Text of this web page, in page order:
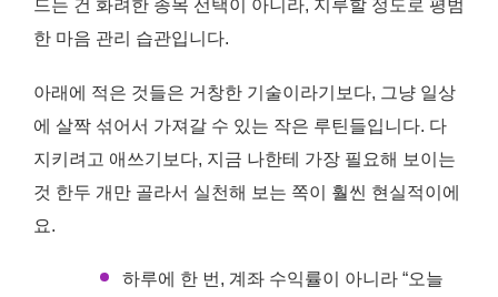
드는 건 화려한 종목 선택이 아니라, 지루할 정도로 평범
한 마음 관리 습관입니다.
아래에 적은 것들은 거창한 기술이라기보다, 그냥 일상
에 살짝 섞어서 가져갈 수 있는 작은 루틴들입니다. 다
지키려고 애쓰기보다, 지금 나한테 가장 필요해 보이는
것 한두 개만 골라서 실천해 보는 쪽이 훨씬 현실적이에
요.
하루에 한 번, 계좌 수익률이 아니라 “오늘